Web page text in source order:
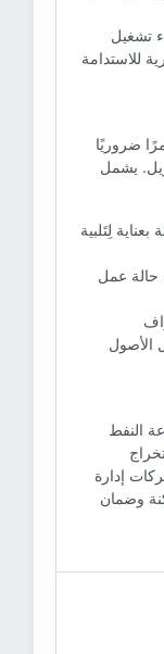
تشغيل
للاستدامة
ضروريًا
يشمل
بعناية لِتَلبية
حالة عمل
الأصول
النفط
إدارة
وضمان